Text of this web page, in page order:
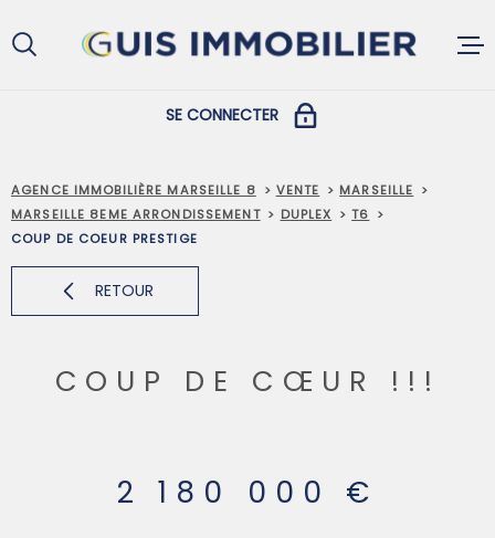
au
menu
au
contenu
VENDRE
SE CONNECTER
COPROPRIÉTAIRES
PROPRIÉTAIRES ET LOCATAIRES
AGENCE IMMOBILIÈRE MARSEILLE 8 VENTE
MARSEILLE
MARSEILLE 8EME ARRONDISSEMENT
DUPLEX
T6
COUP DE COEUR PRESTIGE
RETOUR
COUP DE CŒUR !!!
2 180 000 €